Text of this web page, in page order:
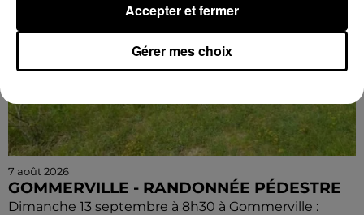
7 août 2026
GOMMERVILLE - RANDONNÉE PÉDESTRE
Dimanche 13 septembre à 8h30 à Gommerville :
Gérer mes choix
Accepter et fermer